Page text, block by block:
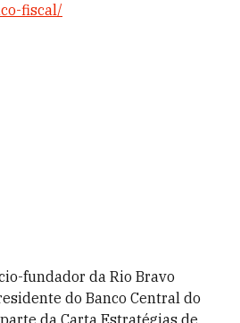
fiscal/
fundador da Rio Bravo
do Banco Central do
da Carta Estratégias de